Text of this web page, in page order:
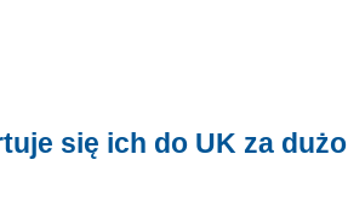
się ich do UK za dużo